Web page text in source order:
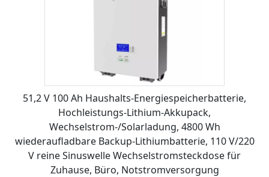
51,2 V 100 Ah Haushalts-Energiespeicherbatterie,
Hochleistungs-Lithium-Akkupack,
Wechselstrom-/Solarladung, 4800 Wh
wiederaufladbare Backup-Lithiumbatterie, 110 V/220
V reine Sinuswelle Wechselstromsteckdose für
Zuhause, Büro, Notstromversorgung